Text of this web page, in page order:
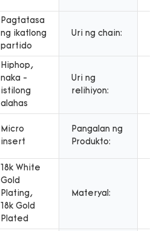
Pagtatasa
ng ikatlong
partido
Uri ng chain:
Hiphop,
naka -
istilong
alahas
Uri ng
relihiyon:
Micro
insert
Pangalan ng
Produkto:
18k White
Gold
Plating,
18k Gold
Plated
Materyal: